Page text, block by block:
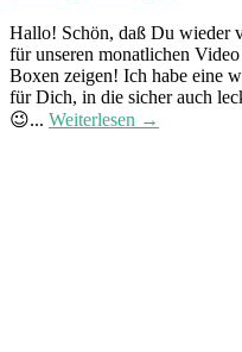
Hallo! Schön, daß Du wieder
für unseren monatlichen
Boxen zeigen! Ich habe eine
für Dich, in die sicher auch
😉... Weiterlesen →